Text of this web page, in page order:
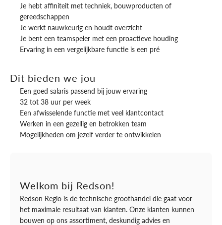
Je hebt affiniteit met techniek, bouwproducten of
gereedschappen
Je werkt nauwkeurig en houdt overzicht
Je bent een teamspeler met een proactieve houding
Ervaring in een vergelijkbare functie is een pré
Dit bieden we jou
Een goed salaris passend bij jouw ervaring
32 tot 38 uur per week
Een afwisselende functie met veel klantcontact
Werken in een gezellig en betrokken team
Mogelijkheden om jezelf verder te ontwikkelen
Welkom bij Redson!
Redson Regio is de technische groothandel die gaat voor
het maximale resultaat van klanten. Onze klanten kunnen
bouwen op ons assortiment, deskundig advies en